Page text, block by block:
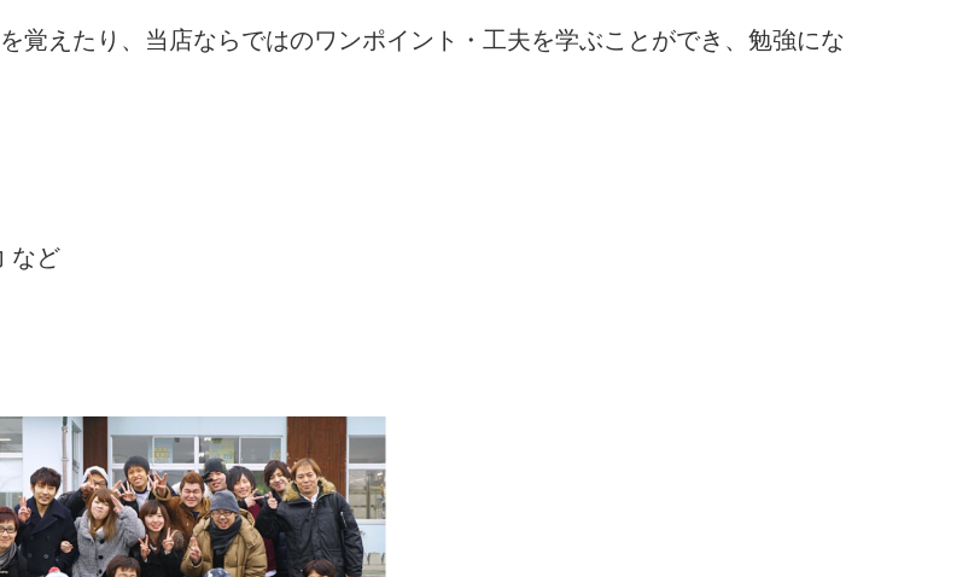
覚えたり、当店ならではのワンポイント・工夫を学ぶことができ、勉強にな
など